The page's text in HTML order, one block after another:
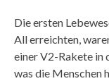
Die ersten
All erreichten,
einer V2-Rakete in
was die Menschen